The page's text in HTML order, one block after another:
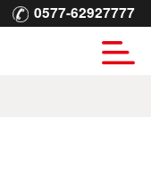
0577-62927777